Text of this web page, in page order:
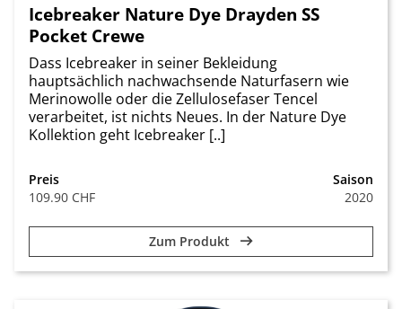
Icebreaker Nature Dye Drayden SS
Pocket Crewe
Dass Icebreaker in seiner Bekleidung
hauptsächlich nachwachsende Naturfasern wie
Merinowolle oder die Zellulosefaser Tencel
verarbeitet, ist nichts Neues. In der Nature Dye
Kollektion geht Icebreaker [..]
Preis
109.90 CHF
Saison
2020
Zum Produkt